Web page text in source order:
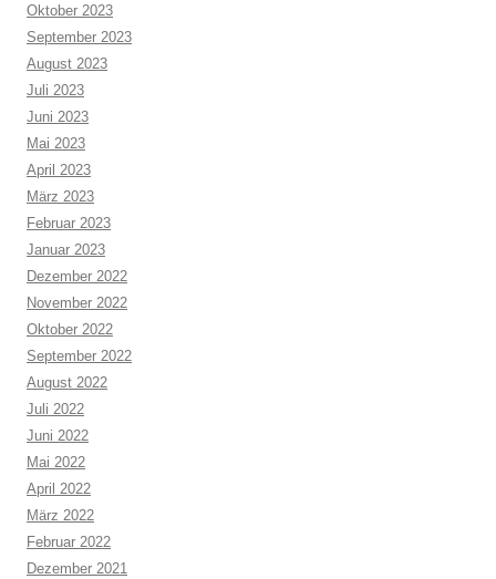
Oktober 2023
September 2023
August 2023
Juli 2023
Juni 2023
Mai 2023
April 2023
März 2023
Februar 2023
Januar 2023
Dezember 2022
November 2022
Oktober 2022
September 2022
August 2022
Juli 2022
Juni 2022
Mai 2022
April 2022
März 2022
Februar 2022
Dezember 2021